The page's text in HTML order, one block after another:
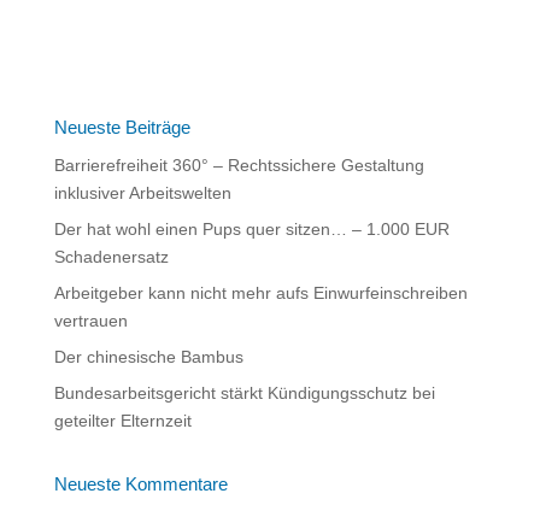
Neueste Beiträge
Barrierefreiheit 360° – Rechtssichere Gestaltung
inklusiver Arbeitswelten
Der hat wohl einen Pups quer sitzen… – 1.000 EUR
Schadenersatz
Arbeitgeber kann nicht mehr aufs Einwurfeinschreiben
vertrauen
Der chinesische Bambus
Bundesarbeitsgericht stärkt Kündigungsschutz bei
geteilter Elternzeit
Neueste Kommentare